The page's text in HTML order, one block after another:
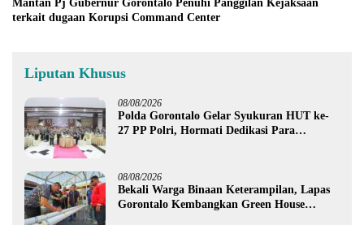
Mantan Pj Gubernur Gorontalo Penuhi Panggilan Kejaksaan
terkait dugaan Korupsi Command Center
Liputan Khusus
08/08/2026
Polda Gorontalo Gelar Syukuran HUT ke-
27 PP Polri, Hormati Dedikasi Para
08/08/2026
Bekali Warga Binaan Keterampilan, Lapas
Gorontalo Kembangkan Green House